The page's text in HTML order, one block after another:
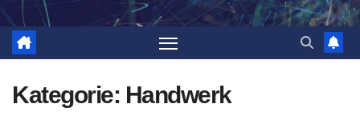
Kategorie: Handwerk